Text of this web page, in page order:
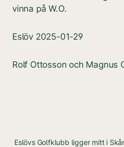
vinna på W.O.
Eslöv 2025-01-29
Rolf Ottosson och Magnus
Eslövs Golfklubb ligger mitt i